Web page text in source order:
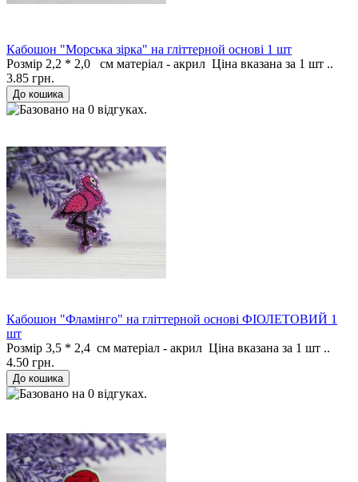
Кабошон "Морська зірка" на гліттерной основі 1 шт
Розмір 2,2 * 2,0 см матеріал - акрил Ціна вказана за 1 шт ..
3.85 грн.
Кабошон "Фламінго" на гліттерной основі ФІОЛЕТОВИЙ 1
шт
Розмір 3,5 * 2,4 см матеріал - акрил Ціна вказана за 1 шт ..
4.50 грн.